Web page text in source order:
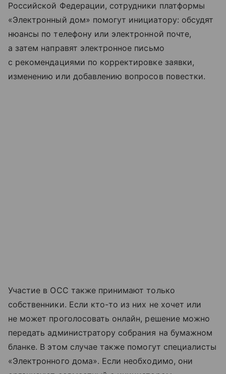
Российской Федерации, сотрудники платформы
«Электронный дом» помогут инициатору: обсудят
нюансы по телефону или электронной почте,
а затем направят электронное письмо
с рекомендациями по корректировке заявки,
изменению или добавлению вопросов повестки.
Участие в ОСС также принимают только
собственники. Если кто-то из них не хочет или
не может проголосовать онлайн, решение можно
передать администратору собрания на бумажном
бланке. В этом случае также помогут специалисты
«Электронного дома». Если необходимо, они